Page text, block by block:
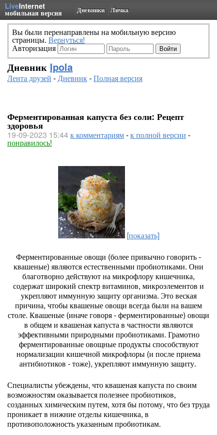
LiveInternet
мобильная версия Дневники Личка
Вы были перенаправлены на мобильную версию
страницы. Вернуться!
Авторизация
Дневник Ipola
Лента друзей -Дневник-Полная версия
Ферментированная капуста без соли: Рецепт
здоровья
19-09-2023 15:44к комментариям-к полной версии -
понравилось!
[показать]
Ферментированные овощи (более привычно говорить -
квашеные) являются естественными пробиотиками. Они
благотворно действуют на микрофлору кишечника,
содержат широкий спектр витаминов, микроэлементов и
укрепляют иммунную защиту организма. Это веская
причина, чтобы квашеные овощи всегда были на вашем
столе. Квашеные (иначе говоря - ферментированные) овощи
в общем и квашеная капуста в частности являются
эффективными природными пробиотиками. Грамотно
ферментированные овощные продукты способствуют
нормализации кишечной микрофлоры (и после приема
антибиотиков - тоже), укрепляют иммунную защиту.
Специалисты убеждены, что квашеная капуста по своим
возможностям оказывается полезнее пробиотиков,
созданных химическим путем, хотя бы потому, что без труда
проникает в нижние отделы кишечника, в
противоположность указанным пробиотикам.